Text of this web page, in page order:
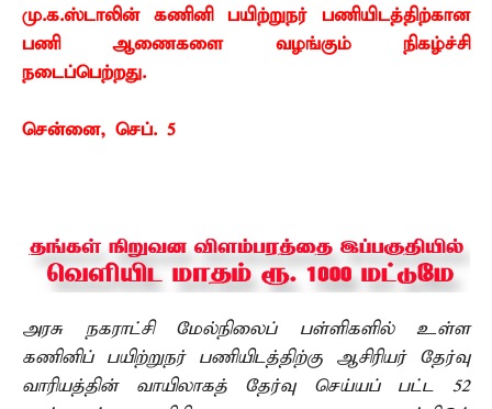
மு.க.ஸ்டாலின் கணினி பயிற்றுநர் பணியிடத்திற்கான
பணி ஆணைகளை வழங்கும் நிகழ்ச்சி
நடைப்பெற்றது.
சென்னை, செப். 5 –
அரசு நகராட்சி மேல்நிலைப் பள்ளிகளில் உள்ள
கணினிப் பயிற்றுநர் பணியிடத்திற்கு ஆசிரியர் தேர்வு
வாரியத்தின் வாயிலாகத் தேர்வு செய்யப் பட்ட 52